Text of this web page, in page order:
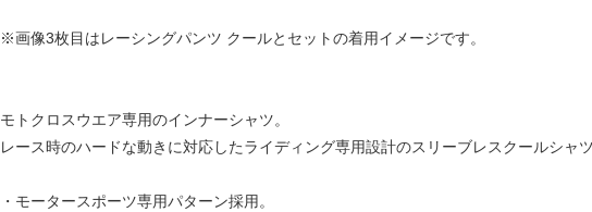
※画像3枚目はレーシングパンツ クールとセットの着用イメージです。
モトクロスウエア専用のインナーシャツ。
レース時のハードな動きに対応したライディング専用設計のスリーブレスクールシャ
・モータースポーツ専用パターン採用。